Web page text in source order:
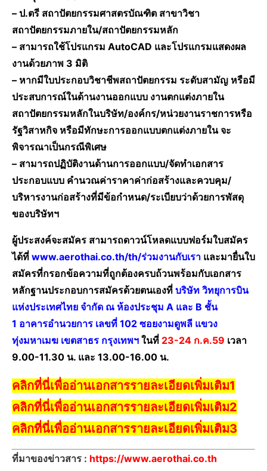
– ป.ตรี สถาปัตยกรรมศาสตรบัณฑิต สาขาวิชา
สถาปัตยกรรมภายใน/สถาปัตยกรรมหลัก
– สามารถใช้โปรแกรม AutoCAD และโปรแกรมแสดงผล
งานด้วยภาพ 3 มิติ
– หากมีใบประกอบวิชาชีพสถาปัตยกรรม ระดับสามัญ หรือมี
ประสบการณ์ในด้านงานออกแบบ งานตกแต่งภายใน
สถาปัตยกรรมหลักในบริษัท/องค์กร/หน่วยงานราชการหรือ
รัฐวิสาหกิจ หรือมีทักษะการออกแบบตกแต่งภายใน จะ
พิจารณาเป็นกรณีพิเศษ
– สามารถปฏิบัติงานด้านการออกแบบ/จัดทำเอกสาร
ประกอบแบบ คำนวณค่าราคาค่าก่อสร้างและควบคุม/
บริหารงานก่อสร้างที่มีข้อกำหนด/ระเบียบว่าด้วยการพัสดุ
ของบริษัทฯ
ผู้ประสงค์จะสมัคร สามารถดาวน์โหลดแบบฟอร์มใบสมัคร
ได้ที่ www.aerothai.co.th/th/ร่วมงานกับเรา และมายื่นใบ
สมัครที่กรอกข้อความที่ถูกต้องครบถ้วนพร้อมกับเอกสาร
หลักฐานประกอบการสมัครด้วยตนเองที่ บริษัท วิทยุการบิน
แห่งประเทศไทย จำกัด ณ ห้องประชุม A และ B ชั้น
1 อาคารอำนวยการ เลขที่ 102 ซอยงามดูพลี แขวง
ทุ่งมหาเมฆ เขตสาธร กรุงเทพฯ ในที่ 23-24 ก.ค.59 เวลา
9.00-11.30 น. และ 13.00-16.00 น.
คลิกที่นี่เพื่ออ่านเอกสารรายละเอียดเพิ่มเติม1
คลิกที่นี่เพื่ออ่านเอกสารรายละเอียดเพิ่มเติม2
คลิกที่นี่เพื่ออ่านเอกสารรายละเอียดเพิ่มเติม3
ที่มาของข่าวสาร : https://www.aerothai.co.th